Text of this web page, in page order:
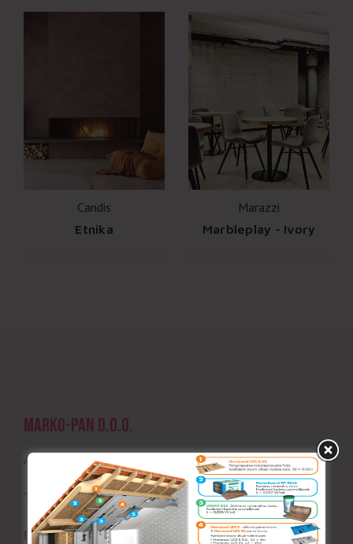
Candis
Etnika
Marazzi
Marbleplay - Ivory
MARKO-PAN d.o.o.
Adresa : Jabučki put 235A, Pančevo
Telefon: 064 173 1773, 013 2583077
Email: office@marko-pan.co.rs